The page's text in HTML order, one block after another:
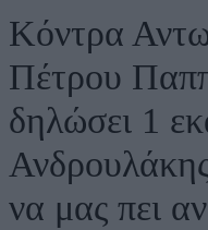
Κόντρα
Πέτρου
δηλώσει 1
να μας πει